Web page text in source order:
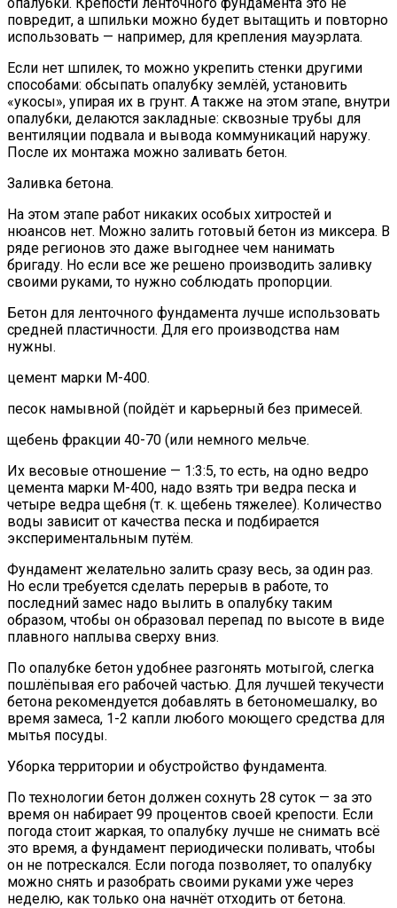
повредит, а шпильки можно будет вытащить и повторно
использовать — например, для крепления мауэрлата.
Если нет шпилек, то можно укрепить стенки другими
способами: обсыпать опалубку землёй, установить
«укосы», упирая их в грунт. А также на этом этапе, внутри
опалубки, делаются закладные: сквозные трубы для
вентиляции подвала и вывода коммуникаций наружу.
После их монтажа можно заливать бетон.
Заливка бетона.
На этом этапе работ никаких особых хитростей и
нюансов нет. Можно залить готовый бетон из миксера. В
ряде регионов это даже выгоднее чем нанимать
бригаду. Но если все же решено производить заливку
своими руками, то нужно соблюдать пропорции.
Бетон для ленточного фундамента лучше использовать
средней пластичности. Для его производства нам
нужны.
цемент марки М-400.
песок намывной (пойдёт и карьерный без примесей.
щебень фракции 40-70 (или немного мельче.
Их весовые отношение — 1:3:5, то есть, на одно ведро
цемента марки М-400, надо взять три ведра песка и
четыре ведра щебня (т. к. щебень тяжелее). Количество
воды зависит от качества песка и подбирается
экспериментальным путём.
Фундамент желательно залить сразу весь, за один раз.
Но если требуется сделать перерыв в работе, то
последний замес надо вылить в опалубку таким
образом, чтобы он образовал перепад по высоте в виде
плавного наплыва сверху вниз.
По опалубке бетон удобнее разгонять мотыгой, слегка
пошлёпывая его рабочей частью. Для лучшей текучести
бетона рекомендуется добавлять в бетономешалку, во
время замеса, 1-2 капли любого моющего средства для
мытья посуды.
Уборка территории и обустройство фундамента.
По технологии бетон должен сохнуть 28 суток — за это
время он набирает 99 процентов своей крепости. Если
погода стоит жаркая, то опалубку лучше не снимать всё
это время, а фундамент периодически поливать, чтобы
он не потрескался. Если погода позволяет, то опалубку
можно снять и разобрать своими руками уже через
неделю, как только она начнёт отходить от бетона.